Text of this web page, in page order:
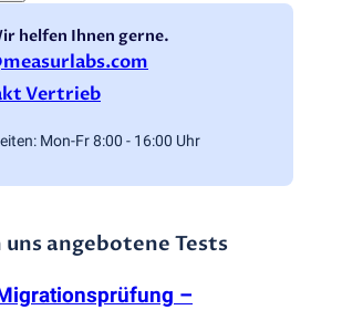
helfen Ihnen gerne.
Vertrieb
Mon-Fr 8:00 - 16:00 Uhr
angebotene Tests
–